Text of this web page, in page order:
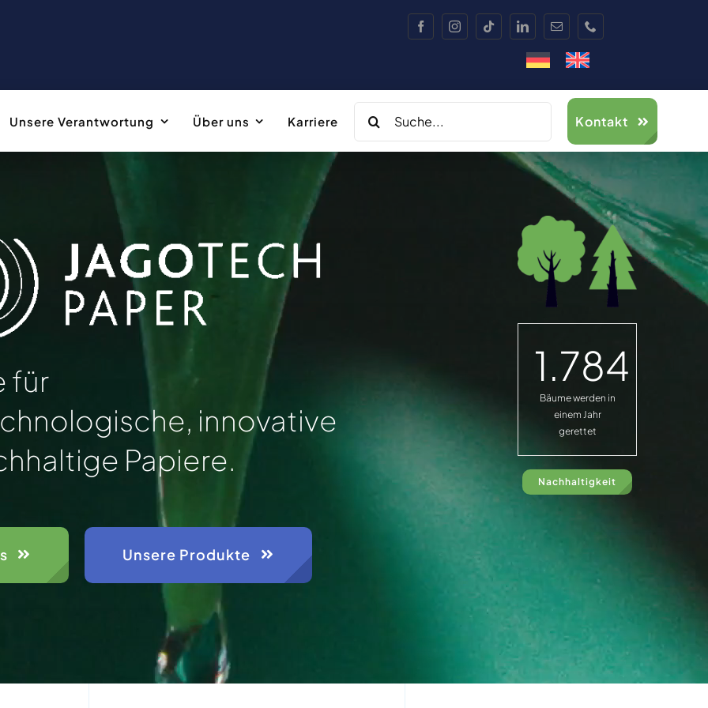
Unsere Verantwortung Über uns Karriere
Search
for:
Kontakt
für
innovative
Papiere.
Unsere Produkte
1.784
Bäume werden in
einem Jahr
gerettet
Nachhaltigkeit